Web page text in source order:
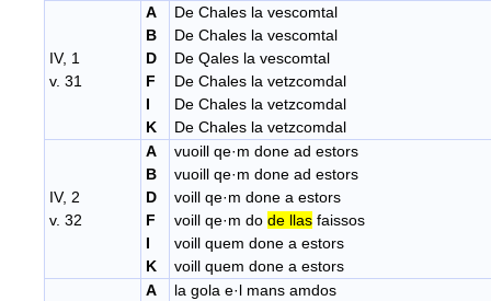
IV, 1
v. 31
A
B
D
F
I
K
De Chales la vescomtal
De Chales la vescomtal
De Qales la vescomtal
De Chales la vetzcomdal
De Chales la vetzcomdal
De Chales la vetzcomdal
IV, 2
v. 32
A
B
D
F
I
K
vuoill qe·m done ad estors
vuoill qe·m done ad estors
voill qe·m done a estors
voill qe·m do de llas faissos
voill quem done a estors
voill quem done a estors
A
la gola e·l mans amdos